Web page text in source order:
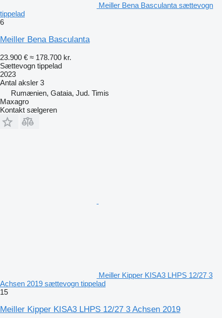
Meiller Bena Basculanta sættevogn
tippelad
6
Meiller Bena Basculanta
23.900 € ≈ 178.700 kr.
Sættevogn tippelad
2023
Antal aksler 3
Rumænien, Gataia, Jud. Timis
Maxagro
Kontakt sælgeren
Meiller Kipper KISA3 LHPS 12/27 3
Achsen 2019 sættevogn tippelad
15
Meiller Kipper KISA3 LHPS 12/27 3 Achsen 2019